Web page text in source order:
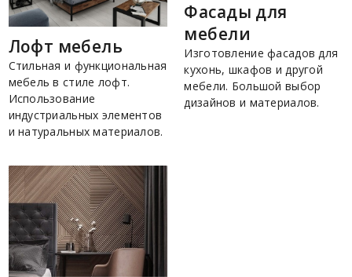
Лофт мебель
Стильная и функциональная
мебель в стиле лофт.
Использование
индустриальных элементов
и натуральных материалов.
Фасады для
мебели
Изготовление фасадов для
кухонь, шкафов и другой
мебели. Большой выбор
дизайнов и материалов.